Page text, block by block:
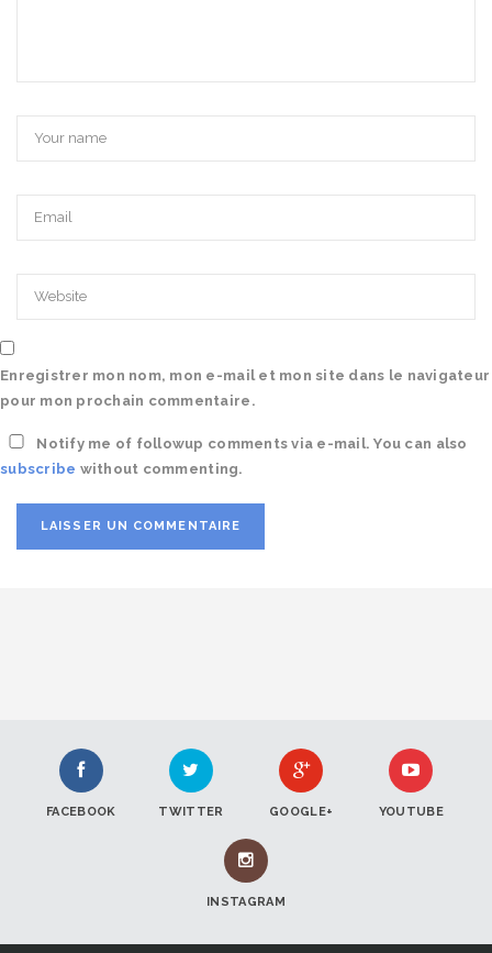
Enregistrer mon nom, mon e-mail et mon site dans le navigateur
pour mon prochain commentaire.
Notify me of followup comments via e-mail. You can also
subscribe without commenting.
FACEBOOK TWITTER GOOGLE+ YOUTUBE
INSTAGRAM